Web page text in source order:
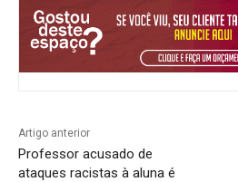
Artigo anterior
Professor acusado de
ataques racistas à aluna é